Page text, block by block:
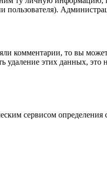
комментарии, то вы
этих данных,
сервисом определения